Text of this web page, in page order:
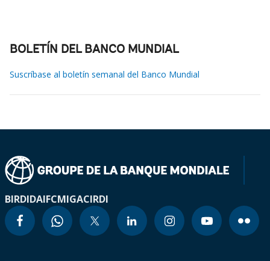
BOLETÍN DEL BANCO MUNDIAL
Suscríbase al boletín semanal del Banco Mundial
BIRDIDAIFCMIGACIRDI